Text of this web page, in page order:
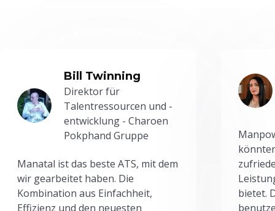
Bill Twinning
Direktor für
Talentressourcen und -
entwicklung - Charoen
Pokphand Gruppe
Manatal ist das beste ATS, mit dem
wir gearbeitet haben. Die
Kombination aus Einfachheit,
Effizienz und den neuesten
bietet.